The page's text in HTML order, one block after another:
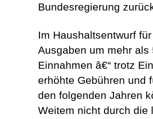
Bundesregierung
Im Haushaltsentwurf
Ausgaben um mehr
Einnahmen â€“ trotz
erhöhte Gebühren und
den folgenden Jahren
Weitem nicht durch die